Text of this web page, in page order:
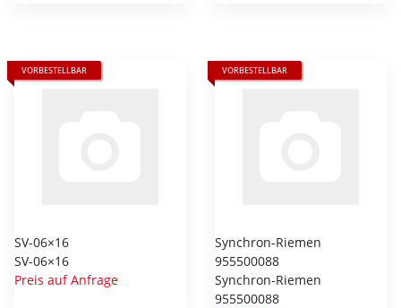
VORBESTELLBAR
SV-06×16
SV-06×16
Preis auf Anfrage
VORBESTELLBAR
Synchron-Riemen
955500088
Synchron-Riemen
955500088